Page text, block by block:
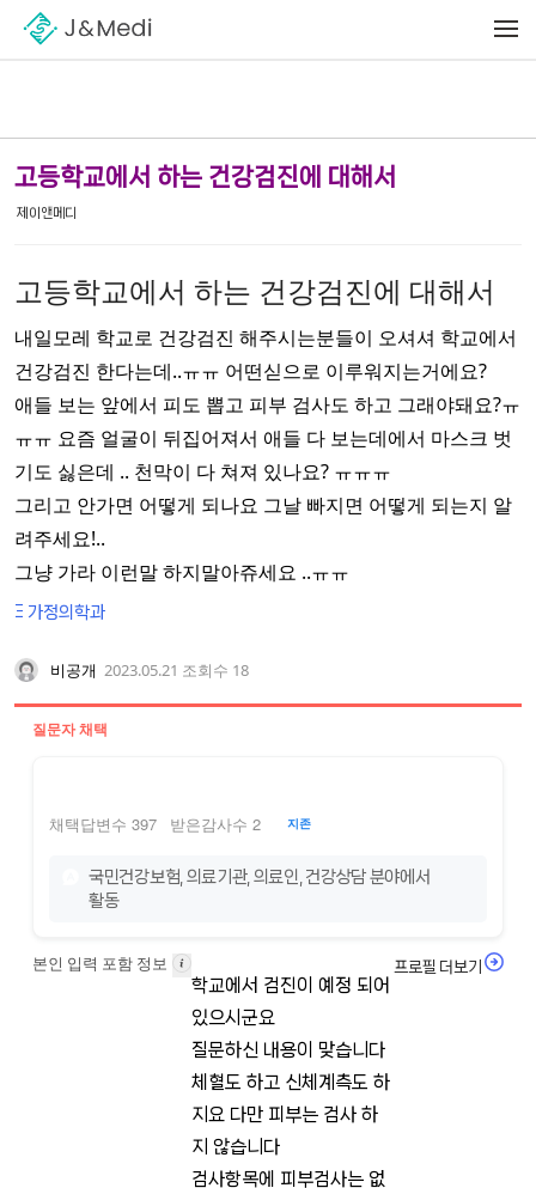
고등학교에서 하는 건강검진에 대해서
제이앤메디
고등학교에서 하는 건강검진에 대해서
내일모레 학교로 건강검진 해주시는분들이 오셔셔 학교에서
건강검진 한다는데..ㅠㅠ 어떤싣으로 이루워지는거에요?
애들 보는 앞에서 피도 뽑고 피부 검사도 하고 그래야돼요?ㅠ
ㅠㅠ 요즘 얼굴이 뒤집어져서 애들 다 보는데에서 마스크 벗
기도 싫은데 .. 천막이 다 쳐져 있나요? ㅠㅠㅠ
그리고 안가면 어떻게 되나요 그날 빠지면 어떻게 되는지 알
려주세요!..
그냥 가라 이런말 하지말아쥬세요 ..ㅠㅠ
Ξ 가정의학과
비공개 2023.05.21 조회수 18
질문자 채택
채택답변수 397 받은감사수 2 지존
국민건강보험, 의료기관, 의료인, 건강상담 분야에서
활동
본인 입력 포함 정보 프로필 더보기
학교에서 검진이 예정 되어
있으시군요
질문하신 내용이 맞습니다
체혈도 하고 신체계측도 하
지요 다만 피부는 검사 하
지 않습니다
검사항목에 피부검사는 없